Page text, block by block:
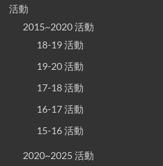
活動
2015~2020 活動
18-19 活動
19-20 活動
17-18 活動
16-17 活動
15-16 活動
2020~2025 活動